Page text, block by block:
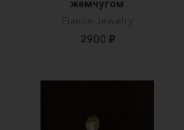
жемчугом
Fiance Jewelry
2900 ₽